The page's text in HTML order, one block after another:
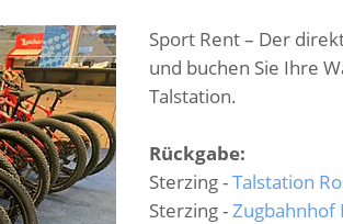
Sport Rent – Der
und buchen Sie Ihre
Talstation.
Rückgabe:
Sterzing -Talstation
Sterzing -Zugbahnhof